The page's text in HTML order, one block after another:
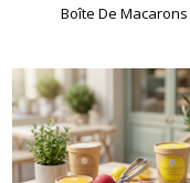
Boîte De Macarons